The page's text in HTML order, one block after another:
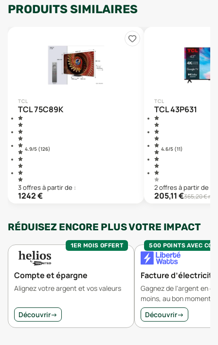
PRODUITS SIMILAIRES
TCL
TCL 75C89K
4.9/5 (126)
3offresà partir de :
1242€
TCL
TCL 43P631
4.6/5 (11)
2offresà partir de :
205,11€365,20€
RÉDUISEZ ENCORE PLUS VOTRE IMPACT
1ER MOIS OFFERT
Compte et épargne
Alignez votre argent et vos valeurs
Découvrir→
500 POINTS AVEC
Facture d’électricité
Gagnez de l'argent en
moins, au bon moment.
Découvrir→